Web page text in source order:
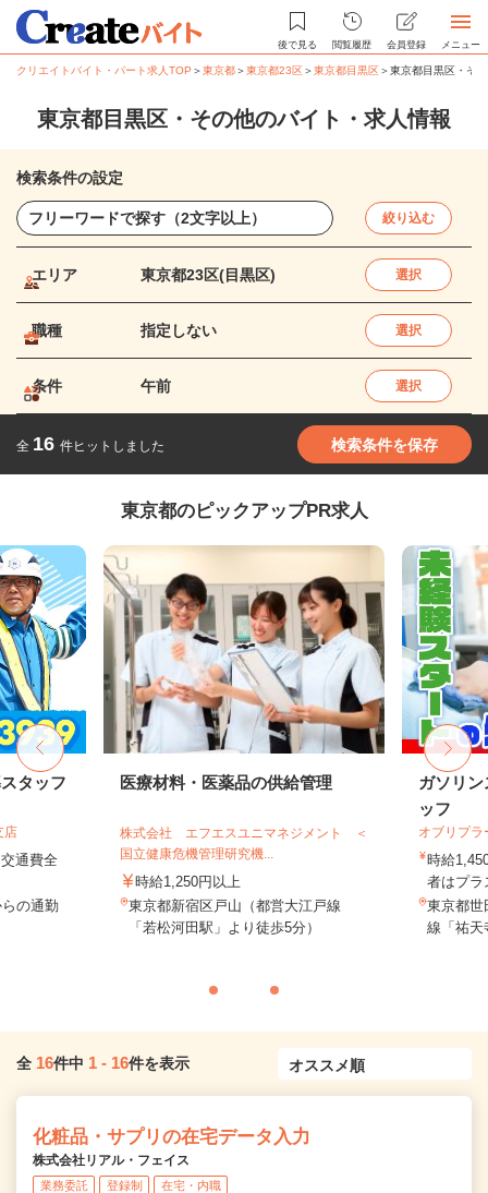
後で見る 閲覧履歴 会員登録 メニュー
クリエイトバイト・パート求人TOP ＞東京都＞東京都23区＞東京都目黒区＞東京都目黒区・そ
東京都目黒区・その他のバイト・求人情報
検索条件の設定
絞り込む
エリア 東京都23区(目黒区) 選択
職種 指定しない 選択
条件 午前 選択
全 16 件ヒットしました 検索条件を保存
東京都のピックアップPR求人
タッフ
店
通費全
の通勤
医療材料・医薬品の供給管理
株式会社 エフエスユニマネジメント ＜
国立健康危機管理研究機...
時給1,250円以上
東京都新宿区戸山（都営大江戸線
「若松河田駅」より徒歩5分）
ガソリ
ッフ
オブリプ
時給
者はプラ
東京都世
線「祐天
全 16件中 1 - 16件を表示
化粧品・サプリの在宅データ入力
株式会社リアル・フェイス
業務委託 登録制 在宅・内職